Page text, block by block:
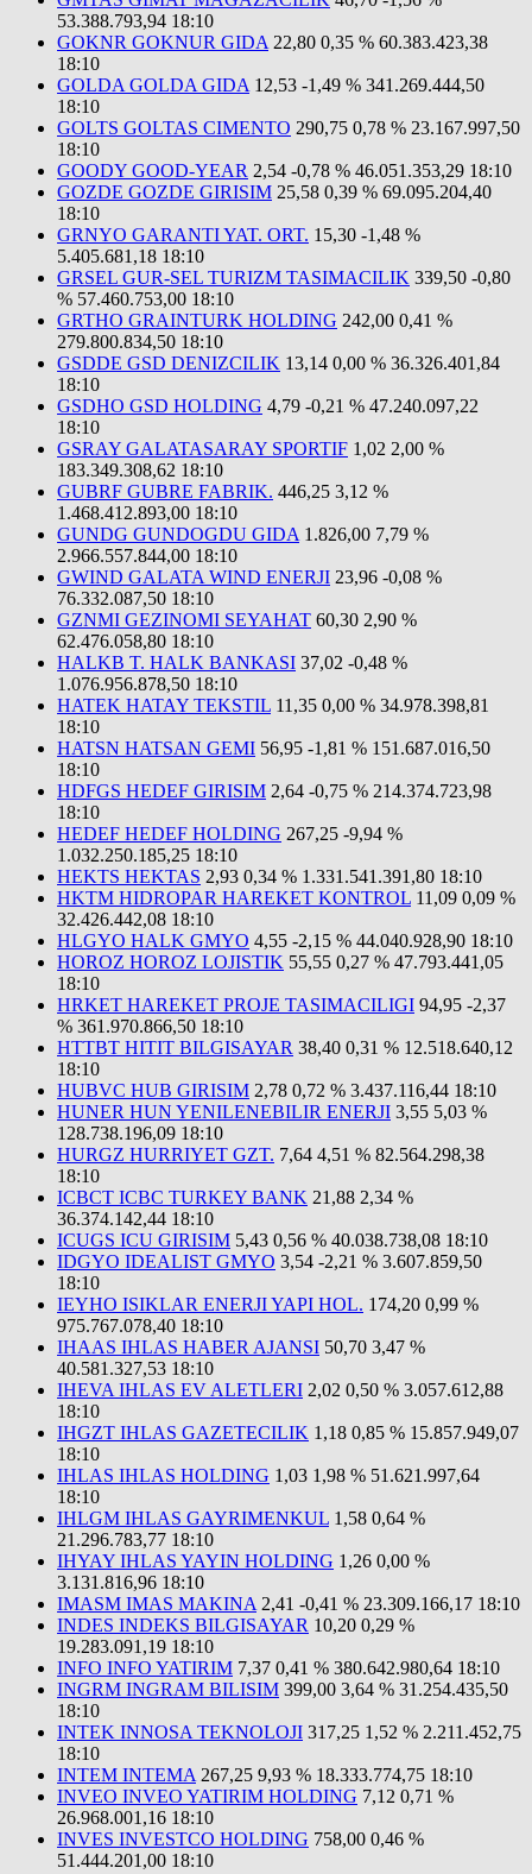
53.388.793,94 18:10
GOKNR GOKNUR GIDA 22,80 0,35 % 60.383.423,38
18:10
GOLDA GOLDA GIDA 12,53 -1,49 % 341.269.444,50
18:10
GOLTS GOLTAS CIMENTO 290,75 0,78 % 23.167.997,50
18:10
GOODY GOOD-YEAR 2,54 -0,78 % 46.051.353,29 18:10
GOZDE GOZDE GIRISIM 25,58 0,39 % 69.095.204,40
18:10
GRNYO GARANTI YAT. ORT. 15,30 -1,48 %
5.405.681,18 18:10
GRSEL GUR-SEL TURIZM TASIMACILIK 339,50 -0,80
% 57.460.753,00 18:10
GRTHO GRAINTURK HOLDING 242,00 0,41 %
279.800.834,50 18:10
GSDDE GSD DENIZCILIK 13,14 0,00 % 36.326.401,84
18:10
GSDHO GSD HOLDING 4,79 -0,21 % 47.240.097,22
18:10
GSRAY GALATASARAY SPORTIF 1,02 2,00 %
183.349.308,62 18:10
GUBRF GUBRE FABRIK. 446,25 3,12 %
1.468.412.893,00 18:10
GUNDG GUNDOGDU GIDA 1.826,00 7,79 %
2.966.557.844,00 18:10
GWIND GALATA WIND ENERJI 23,96 -0,08 %
76.332.087,50 18:10
GZNMI GEZINOMI SEYAHAT 60,30 2,90 %
62.476.058,80 18:10
HALKB T. HALK BANKASI 37,02 -0,48 %
1.076.956.878,50 18:10
HATEK HATAY TEKSTIL 11,35 0,00 % 34.978.398,81
18:10
HATSN HATSAN GEMI 56,95 -1,81 % 151.687.016,50
18:10
HDFGS HEDEF GIRISIM 2,64 -0,75 % 214.374.723,98
18:10
HEDEF HEDEF HOLDING 267,25 -9,94 %
1.032.250.185,25 18:10
HEKTS HEKTAS 2,93 0,34 % 1.331.541.391,80 18:10
HKTM HIDROPAR HAREKET KONTROL 11,09 0,09 %
32.426.442,08 18:10
HLGYO HALK GMYO 4,55 -2,15 % 44.040.928,90 18:10
HOROZ HOROZ LOJISTIK 55,55 0,27 % 47.793.441,05
18:10
HRKET HAREKET PROJE TASIMACILIGI 94,95 -2,37
% 361.970.866,50 18:10
HTTBT HITIT BILGISAYAR 38,40 0,31 % 12.518.640,12
18:10
HUBVC HUB GIRISIM 2,78 0,72 % 3.437.116,44 18:10
HUNER HUN YENILENEBILIR ENERJI 3,55 5,03 %
128.738.196,09 18:10
HURGZ HURRIYET GZT. 7,64 4,51 % 82.564.298,38
18:10
ICBCT ICBC TURKEY BANK 21,88 2,34 %
36.374.142,44 18:10
ICUGS ICU GIRISIM 5,43 0,56 % 40.038.738,08 18:10
IDGYO IDEALIST GMYO 3,54 -2,21 % 3.607.859,50
18:10
IEYHO ISIKLAR ENERJI YAPI HOL. 174,20 0,99 %
975.767.078,40 18:10
IHAAS IHLAS HABER AJANSI 50,70 3,47 %
40.581.327,53 18:10
IHEVA IHLAS EV ALETLERI 2,02 0,50 % 3.057.612,88
18:10
IHGZT IHLAS GAZETECILIK 1,18 0,85 % 15.857.949,07
18:10
IHLAS IHLAS HOLDING 1,03 1,98 % 51.621.997,64
18:10
IHLGM IHLAS GAYRIMENKUL 1,58 0,64 %
21.296.783,77 18:10
IHYAY IHLAS YAYIN HOLDING 1,26 0,00 %
3.131.816,96 18:10
IMASM IMAS MAKINA 2,41 -0,41 % 23.309.166,17 18:10
INDES INDEKS BILGISAYAR 10,20 0,29 %
19.283.091,19 18:10
INFO INFO YATIRIM 7,37 0,41 % 380.642.980,64 18:10
INGRM INGRAM BILISIM 399,00 3,64 % 31.254.435,50
18:10
INTEK INNOSA TEKNOLOJI 317,25 1,52 % 2.211.452,75
18:10
INTEM INTEMA 267,25 9,93 % 18.333.774,75 18:10
INVEO INVEO YATIRIM HOLDING 7,12 0,71 %
26.968.001,16 18:10
INVES INVESTCO HOLDING 758,00 0,46 %
51.444.201,00 18:10